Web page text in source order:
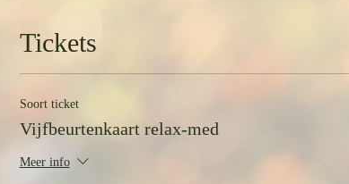
Heb je een vorige keer al een vijf-beurtenkaart gekocht,
Tickets
Soort ticket
Vijfbeurtenkaart relax-med
Meer info